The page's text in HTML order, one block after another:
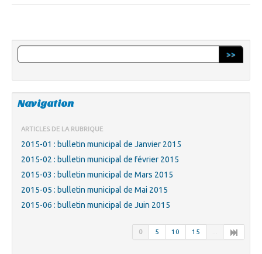
>>
Navigation
ARTICLES DE LA RUBRIQUE
2015-01 : bulletin municipal de Janvier 2015
2015-02 : bulletin municipal de février 2015
2015-03 : bulletin municipal de Mars 2015
2015-05 : bulletin municipal de Mai 2015
2015-06 : bulletin municipal de Juin 2015
0 5 10 15